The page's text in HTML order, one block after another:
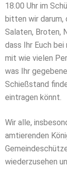
18.00 Uhr im
bitten wir darum,
Salaten, Broten,
dass Ihr Euch
mit wie vielen
was Ihr
Schießstand
eintragen könnt.
Wir alle,
amtierenden
wiederzusehen